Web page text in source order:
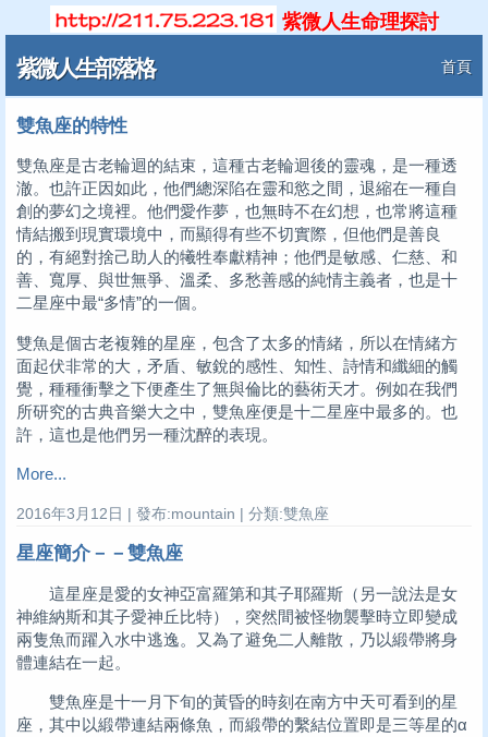
紫微人生命理探討
紫微人生部落格 首頁
雙魚座的特性
雙魚座是古老輪迴的結束，這種古老輪迴後的靈魂，是一種透
澈。也許正因如此，他們總深陷在靈和慾之間，退縮在一種自
創的夢幻之境裡。他們愛作夢，也無時不在幻想，也常將這種
情結搬到現實環境中，而顯得有些不切實際，但他們是善良
的，有絕對捨己助人的犧牲奉獻精神；他們是敏感、仁慈、和
善、寬厚、與世無爭、溫柔、多愁善感的純情主義者，也是十
二星座中最“多情”的一個。
雙魚是個古老複雜的星座，包含了太多的情緒，所以在情緒方
面起伏非常的大，矛盾、敏銳的感性、知性、詩情和纖細的觸
覺，種種衝擊之下便產生了無與倫比的藝術天才。例如在我們
所研究的古典音樂大之中，雙魚座便是十二星座中最多的。也
許，這也是他們另一種沈醉的表現。
More...
2016年3月12日 | 發布:mountain | 分類:雙魚座
星座簡介－－雙魚座
這星座是愛的女神亞富羅第和其子耶羅斯（另一說法是女
神維納斯和其子愛神丘比特），突然間被怪物襲擊時立即變成
兩隻魚而躍入水中逃逸。又為了避免二人離散，乃以緞帶將身
體連結在一起。
雙魚座是十一月下旬的黃昏的時刻在南方中天可看到的星
座，其中以緞帶連結兩條魚，而緞帶的繫結位置即是三等星的α